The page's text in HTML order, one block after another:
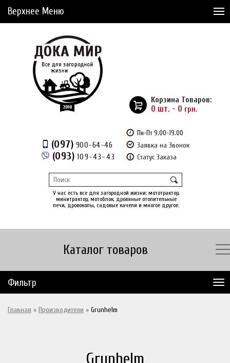
Верхнее Меню
Доставка и Оплата
Рассрочка
Доставка из Америки
Отложенные товары (0)
(097) 900-64-46
(093) 109-43-43
Пн-Пт 9.00-19.00
Заявка на Звонок
Статус Заказа
У нас есть все для загородной жизни: мототрактор,
минитрактор, мотоблок, дровяные отопительные
печи, дровоколы, садовые качели и многое другое.
Корзина Товаров:
0 шт. - 0 грн.
Каталог товаров
Фильтр
Главная » Производители » Grunhelm
Grunhelm